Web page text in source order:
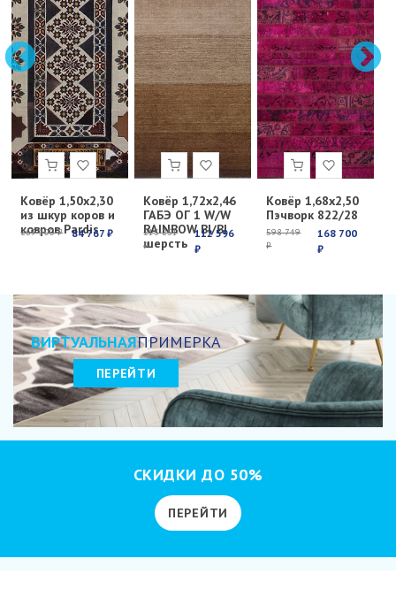
Ковёр 1,50х2,30
из шкур коров и
ковров Pardis
269 100 ₽ 84 767 ₽
Ковёр 1,72х2,46
ГАБЭ ОГ 1 W/W
RAINBOW BI/BI
шерсть
213 251
₽
112 596
₽
Ковёр 1,68х2,50
Пэчворк 822/28
598 749
₽
168 700
₽
ВИРТУАЛЬНАЯПРИМЕРКА
ПЕРЕЙТИ
СКИДКИ ДО 50%
ПЕРЕЙТИ